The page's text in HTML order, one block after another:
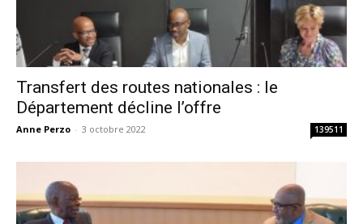
Transfert des routes nationales : le
Département décline l’offre
Anne Perzo - 3 octobre 2022 139511